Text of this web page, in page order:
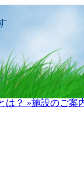
は？ »施設のご案